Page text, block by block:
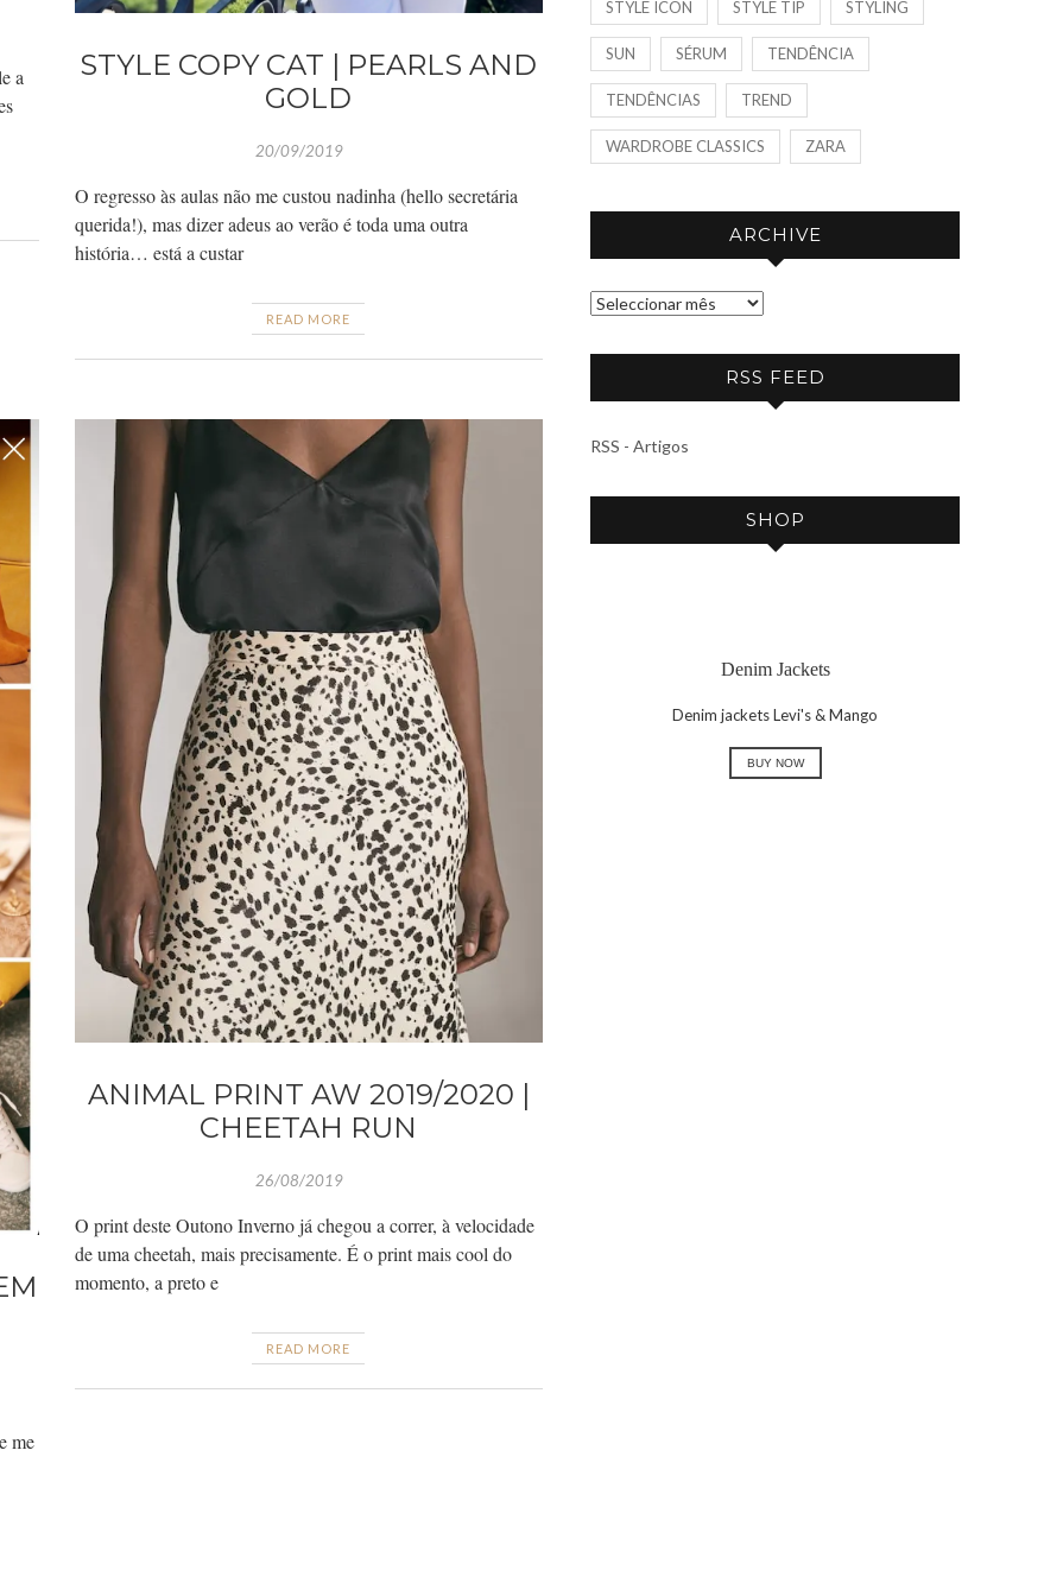
a
STYLE COPY CAT | PEARLS AND
GOLD
20/09/2019
O regresso às aulas não me custou nadinha (hello secretária
querida!), mas dizer adeus ao verão é toda uma outra
história… está a custar
READ MORE
me
ANIMAL PRINT AW 2019/2020 |
CHEETAH RUN
26/08/2019
O print deste Outono Inverno já chegou a correr, à velocidade
de uma cheetah, mais precisamente. É o print mais cool do
momento, a preto e
READ MORE
STYLE ICON STYLE TIP STYLING
SUN SÉRUM TENDÊNCIA
TENDÊNCIAS TREND
WARDROBE CLASSICS ZARA
ARCHIVE
A
V
RSS FEED
RSS - Artigos
SHOP
Denim Jackets
Denim jackets Levi's & Mango
BUY NOW